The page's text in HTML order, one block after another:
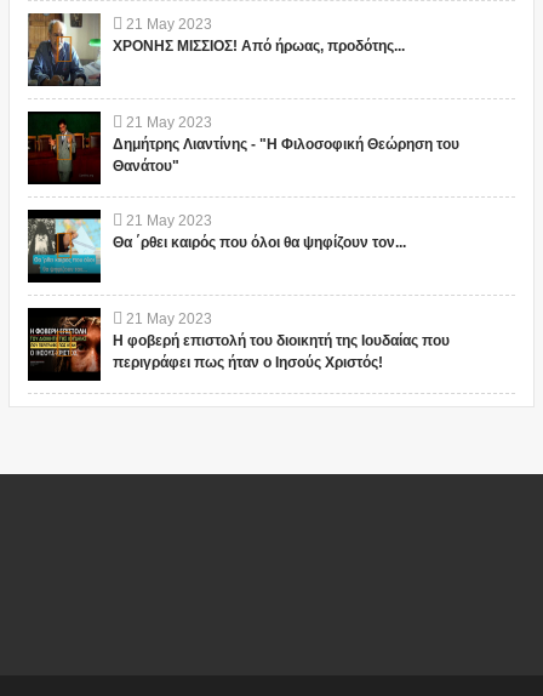
21 May 2023
ΧΡΟΝΗΣ ΜΙΣΣΙΟΣ! Από ήρωας, προδότης...
21 May 2023
Δημήτρης Λιαντίνης - "Η Φιλοσοφική Θεώρηση του
Θανάτου"
21 May 2023
Θα ΄ρθει καιρός που όλοι θα ψηφίζουν τον...
21 May 2023
Η φοβερή επιστολή του διοικητή της Ιουδαίας που
περιγράφει πως ήταν ο Ιησούς Χριστός!